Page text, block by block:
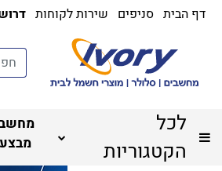
דף הבית סניפים שירות לקוחות
לכל
הקטגוריות